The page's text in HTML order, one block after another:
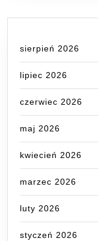
sierpień 2026
lipiec 2026
czerwiec 2026
maj 2026
kwiecień 2026
marzec 2026
luty 2026
styczeń 2026